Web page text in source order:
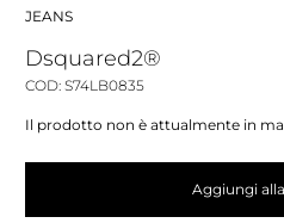
JEANS
Dsquared2®
COD: S74LB0835
Il prodotto non è attualmente in
Aggiungi